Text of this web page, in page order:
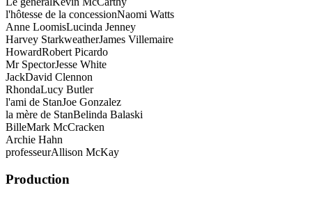
l'hôtesse de la concessionNaomi Watts
Anne LoomisLucinda Jenney
Harvey StarkweatherJames Villemaire
HowardRobert Picardo
Mr SpectorJesse White
JackDavid Clennon
RhondaLucy Butler
l'ami de StanJoe Gonzalez
la mère de StanBelinda Balaski
BilleMark McCracken
Archie Hahn
professeurAllison McKay
Production